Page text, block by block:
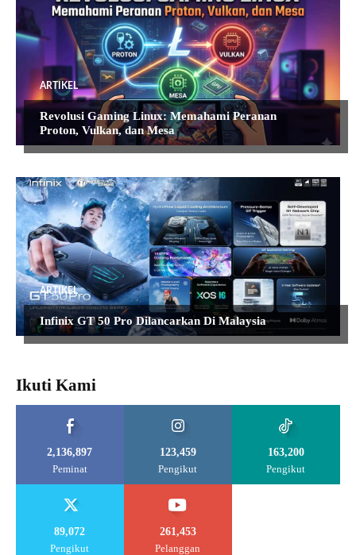
ARTIKEL
Revolusi Gaming Linux: Memahami Peranan
Proton, Vulkan, dan Mesa
ARTIKEL
Infinix GT 50 Pro Dilancarkan Di Malaysia
Ikuti Kami
2,136,897
Peminat
123,459
Pengikut
163,200
Pengikut
89,072
Pengikut
261,453
Pelanggan